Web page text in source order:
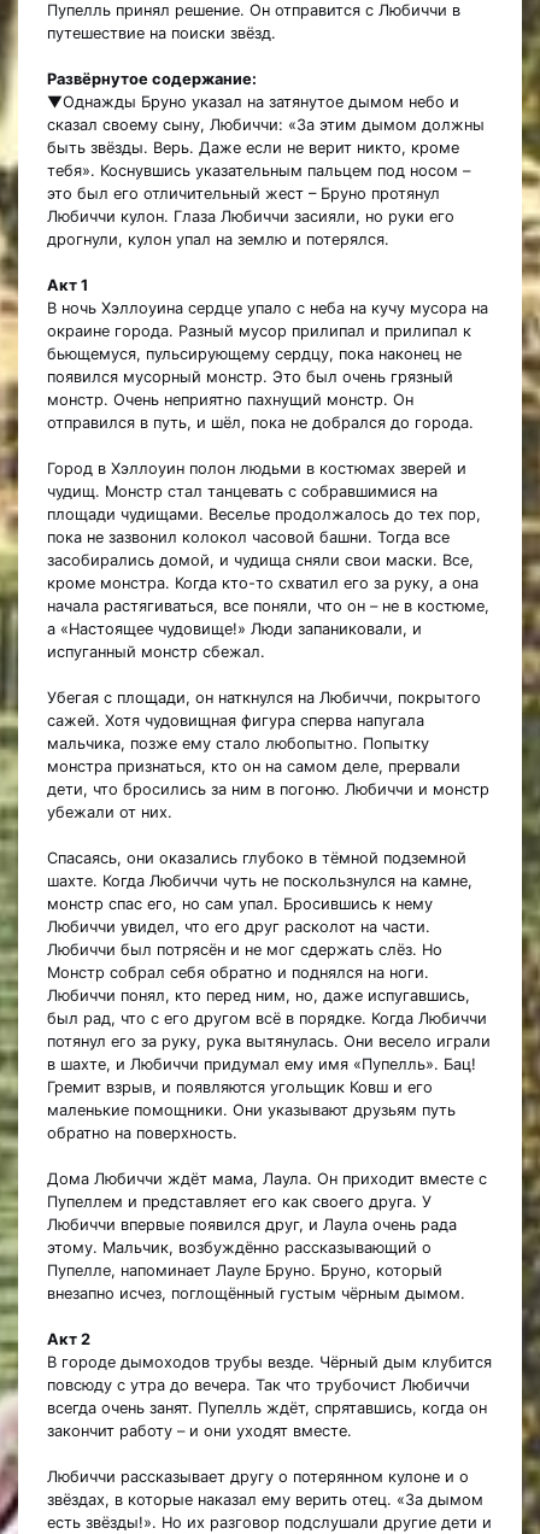
Пупелль принял решение. Он отправится с Любиччи в
путешествие на поиски звёзд.
Развёрнутое содержание:
▼Однажды Бруно указал на затянутое дымом небо и
сказал своему сыну, Любиччи: «За этим дымом должны
быть звёзды. Верь. Даже если не верит никто, кроме
тебя». Коснувшись указательным пальцем под носом –
это был его отличительный жест – Бруно протянул
Любиччи кулон. Глаза Любиччи засияли, но руки его
дрогнули, кулон упал на землю и потерялся.
Акт 1
В ночь Хэллоуина сердце упало с неба на кучу мусора на
окраине города. Разный мусор прилипал и прилипал к
бьющемуся, пульсирующему сердцу, пока наконец не
появился мусорный монстр. Это был очень грязный
монстр. Очень неприятно пахнущий монстр. Он
отправился в путь, и шёл, пока не добрался до города.
Город в Хэллоуин полон людьми в костюмах зверей и
чудищ. Монстр стал танцевать с собравшимися на
площади чудищами. Веселье продолжалось до тех пор,
пока не зазвонил колокол часовой башни. Тогда все
засобирались домой, и чудища сняли свои маски. Все,
кроме монстра. Когда кто-то схватил его за руку, а она
начала растягиваться, все поняли, что он – не в костюме,
а «Настоящее чудовище!» Люди запаниковали, и
испуганный монстр сбежал.
Убегая с площади, он наткнулся на Любиччи, покрытого
сажей. Хотя чудовищная фигура сперва напугала
мальчика, позже ему стало любопытно. Попытку
монстра признаться, кто он на самом деле, прервали
дети, что бросились за ним в погоню. Любиччи и монстр
убежали от них.
Спасаясь, они оказались глубоко в тёмной подземной
шахте. Когда Любиччи чуть не поскользнулся на камне,
монстр спас его, но сам упал. Бросившись к нему
Любиччи увидел, что его друг расколот на части.
Любиччи был потрясён и не мог сдержать слёз. Но
Монстр собрал себя обратно и поднялся на ноги.
Любиччи понял, кто перед ним, но, даже испугавшись,
был рад, что с его другом всё в порядке. Когда Любиччи
потянул его за руку, рука вытянулась. Они весело играли
в шахте, и Любиччи придумал ему имя «Пупелль». Бац!
Гремит взрыв, и появляются угольщик Ковш и его
маленькие помощники. Они указывают друзьям путь
обратно на поверхность.
Дома Любиччи ждёт мама, Лаула. Он приходит вместе с
Пупеллем и представляет его как своего друга. У
Любиччи впервые появился друг, и Лаула очень рада
этому. Мальчик, возбуждённо рассказывающий о
Пупелле, напоминает Лауле Бруно. Бруно, который
внезапно исчез, поглощённый густым чёрным дымом.
Акт 2
В городе дымоходов трубы везде. Чёрный дым клубится
повсюду с утра до вечера. Так что трубочист Любиччи
всегда очень занят. Пупелль ждёт, спрятавшись, когда он
закончит работу – и они уходят вместе.
Любиччи рассказывает другу о потерянном кулоне и о
звёздах, в которые наказал ему верить отец. «За дымом
есть звёзды!». Но их разговор подслушали другие дети и